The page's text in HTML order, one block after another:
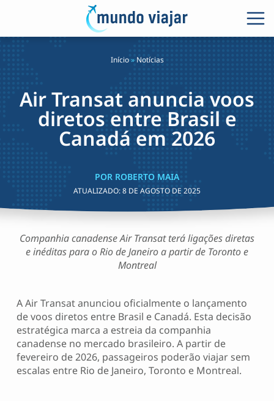
Início» Notícias
Air Transat anuncia voos
diretos entre Brasil e
Canadá em 2026
POR ROBERTO MAIA
ATUALIZADO:8 DE AGOSTO DE 2025
Companhia canadense Air Transat terá ligações diretas
e inéditas para o Rio de Janeiro a partir de Toronto e
Montreal
A Air Transat anunciou oficialmente o lançamento
de voos diretos entre Brasil e Canadá. Esta decisão
estratégica marca a estreia da companhia
canadense no mercado brasileiro. A partir de
fevereiro de 2026, passageiros poderão viajar sem
escalas entre Rio de Janeiro, Toronto e Montreal.